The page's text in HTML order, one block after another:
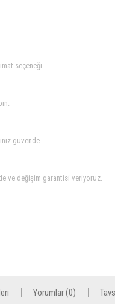
seçeneği.
güvende.
ve değişim garantisi veriyoruz.
Yorumlar (0)